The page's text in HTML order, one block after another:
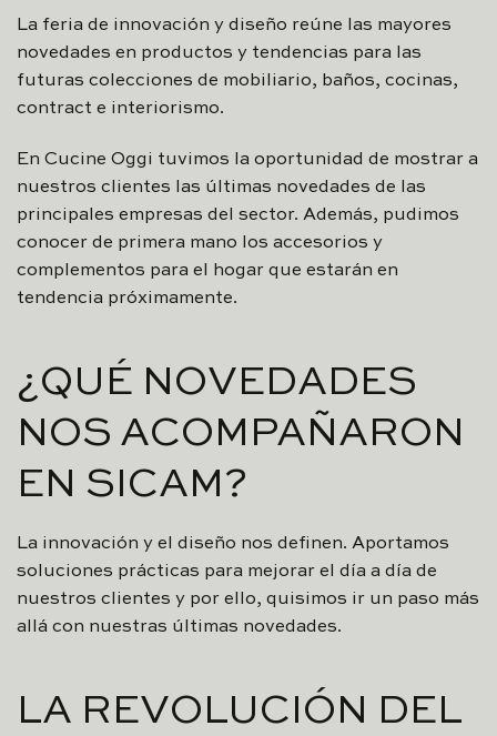
La feria de innovación y diseño reúne las mayores
novedades en productos y tendencias para las
futuras colecciones de mobiliario, baños, cocinas,
contract e interiorismo.
En Cucine Oggi tuvimos la oportunidad de mostrar a
nuestros clientes las últimas novedades de las
principales empresas del sector. Además, pudimos
conocer de primera mano los accesorios y
complementos para el hogar que estarán en
tendencia próximamente.
¿QUÉ NOVEDADES
NOS ACOMPAÑARON
EN SICAM?
La innovación y el diseño nos definen. Aportamos
soluciones prácticas para mejorar el día a día de
nuestros clientes y por ello, quisimos ir un paso más
allá con nuestras últimas novedades.
LA REVOLUCIÓN DEL